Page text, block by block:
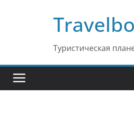
Туристическая